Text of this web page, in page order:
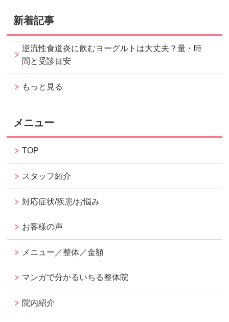
新着記事
逆流性食道炎に飲むヨーグルトは大丈夫？量・時
間と受診目安
もっと見る
メニュー
TOP
スタッフ紹介
対応症状/疾患/お悩み
お客様の声
メニュー／整体／金額
マンガで分かるいちる整体院
院内紹介